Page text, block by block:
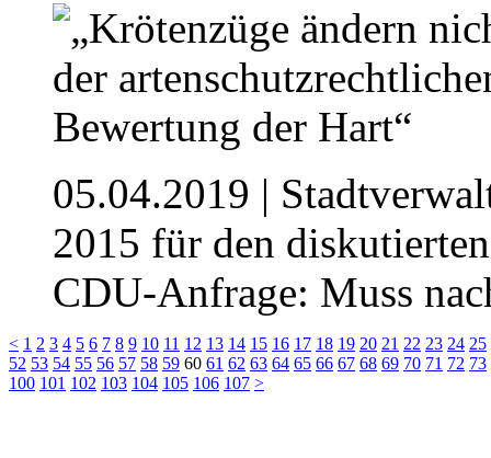
05.04.2019 |
2015 für den
CDU-Anfrage: Muss
< 1 2 3 4 5 6 7 8 9 10 11 12 13 14 15 16 17 18 19 20 21 22 23 24 25
52 53 54 55 56 57 58 59 60 61 62 63 64 65 66 67 68 69 70 71 72 73
100 101 102 103 104 105 106 107 >